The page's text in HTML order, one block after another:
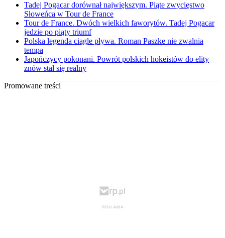
Tadej Pogacar dorównał największym. Piąte zwycięstwo
Słoweńca w Tour de France
Tour de France. Dwóch wielkich faworytów. Tadej Pogacar
jedzie po piąty triumf
Polska legenda ciągle pływa. Roman Paszke nie zwalnia
tempa
Japończycy pokonani. Powrót polskich hokeistów do elity
znów stał się realny
Promowane treści